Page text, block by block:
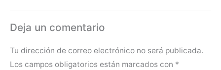
Deja un comentario
Tu dirección de correo electrónico no será publicada.
Los campos obligatorios están marcados con *